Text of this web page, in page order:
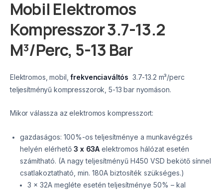
Mobil Elektromos
Kompresszor 3.7-13.2
M³/perc, 5-13 Bar
Elektromos, mobil,frekvenciaváltós 3.7-13.2 m³/perc
teljesítményű kompresszorok, 5-13 bar nyomáson.
Mikor válassza az elektromos kompresszort:
gazdaságos: 100%-os teljesítménye a munkavégzés
helyén elérhető 3 x 63A elektromos hálózat esetén
számítható. (A nagy teljesítményű H450 VSD bekötő sínnel
csatlakoztatható, min. 180A biztosíték szükséges.)
3 x 32A megléte esetén teljesítménye 50% – kal